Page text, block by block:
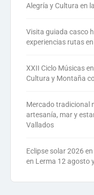
Alegría y Cultura en
Visita guiada casco
experiencias rutas
XXII Ciclo Músicas
Cultura y Montaña
Mercado tradicional
artesanía, mar y
Vallados
Eclipse solar 2026
en Lerma 12 agosto